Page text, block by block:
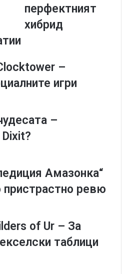
s
u
h
e
D
k
O
r
п
ф
к
перфектният
хибрид
–
игри
–
Амазонка“
пристрастно ревю
of Ur – За
таблици